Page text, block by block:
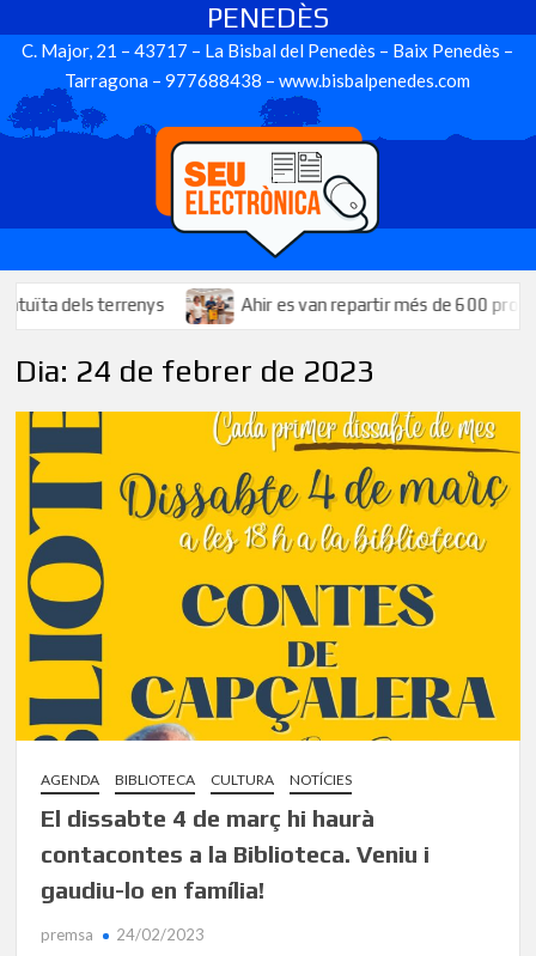
PENEDÈS
C. Major, 21 – 43717 – La Bisbal del Penedès – Baix Penedès –
Tarragona – 977688438 – www.bisbalpenedes.com
dels terrenys Ahir es van repartir més de 600 programes
Dia: 24 de febrer de 2023
AGENDA BIBLIOTECA CULTURA NOTÍCIES
El dissabte 4 de març hi haurà
contacontes a la Biblioteca. Veniu i
gaudiu-lo en família!
premsa 24/02/2023